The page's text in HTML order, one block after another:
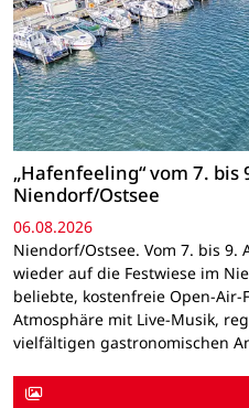
„Hafenfeeling“ vom 7. bis
Niendorf/Ostsee
06.08.2026
Niendorf/Ostsee. Vom 7. bis 9.
wieder auf die Festwiese im
beliebte, kostenfreie Open-
Atmosphäre mit Live-Musik,
vielfältigen gastronomischen